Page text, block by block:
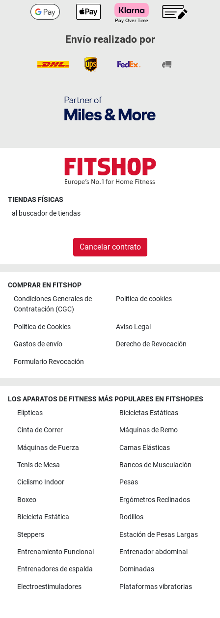
Envío realizado por
TIENDAS FÍSICAS
al buscador de tiendas
Cancelar contrato
COMPRAR EN FITSHOP
Condiciones Generales de
Contratación (CGC)
Política de cookies
Política de Cookies Aviso Legal
Gastos de envío Derecho de Revocación
Formulario Revocación
LOS APARATOS DE FITNESS MÁS POPULARES EN FITSHOP.ES
Elípticas
Bicicletas Estáticas
Cinta de Correr Máquinas de Remo
Máquinas de Fuerza Camas Elásticas
Tenis de Mesa Bancos de Musculación
Ciclismo Indoor Pesas
Boxeo Ergómetros Reclinados
Bicicleta Estática Rodillos
Steppers Estación de Pesas Largas
Entrenamiento Funcional Entrenador abdominal
Entrenadores de espalda Dominadas
Electroestimuladores Plataformas vibratorias